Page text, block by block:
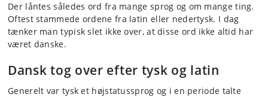
Der låntes således ord fra mange sprog og om mange ting.
Oftest stammede ordene fra latin eller nedertysk. I dag
tænker man typisk slet ikke over, at disse ord ikke altid har
været danske.
Dansk tog over efter tysk og latin
Generelt var tysk et højstatussprog og i en periode talte